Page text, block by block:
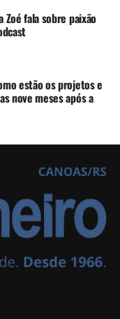
Zoé fala sobre paixão
estão os projetos e
nove meses após a